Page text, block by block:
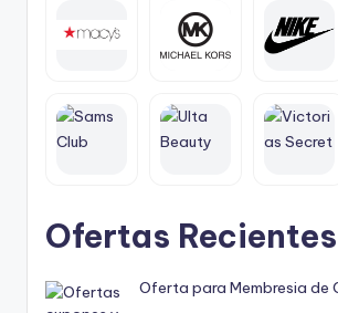
Ofertas Recientes
Oferta para Membresia de